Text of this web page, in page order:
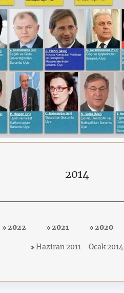
2014
2022 2021 2020
Haziran 2011 - Ocak 2014